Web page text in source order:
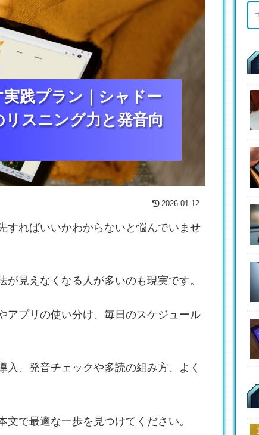
践プラン｜シャドー
スニング力と発音向
践プラン｜シャドー
スニング力と発音向
践プラン｜シャドー
スニング力と発音向
2026.01.12
すればいいかわからないと悩んでいませ
見えなくなる人が多いのも現実です。
アプリの使い分け、毎日のスケジュール
、発音チェックや多読の組み方、よく
で最適な一歩を見つけてください。